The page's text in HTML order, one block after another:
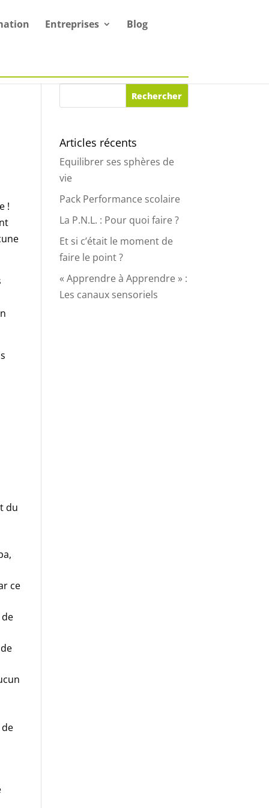
Entreprises Blog
!
du
ce
Articles récents
Equilibrer ses sphères de
vie
Pack Performance scolaire
La P.N.L. : Pour quoi faire ?
Et si c’était le moment de
faire le point ?
« Apprendre à Apprendre » :
Les canaux sensoriels